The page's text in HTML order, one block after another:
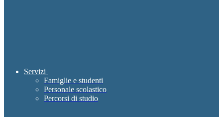
Servizi
Famiglie e studenti
Personale scolastico
Percorsi di studio